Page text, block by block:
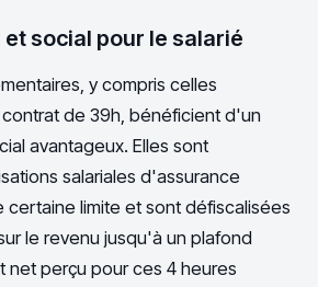
social pour le salarié
y compris celles
de 39h, bénéficient d'un
avantageux. Elles sont
salariales d'assurance
certaine limite et sont défiscalisées
le revenu jusqu'à un plafond
net perçu pour ces 4 heures